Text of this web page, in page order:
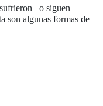
–o siguen
son algunas formas de